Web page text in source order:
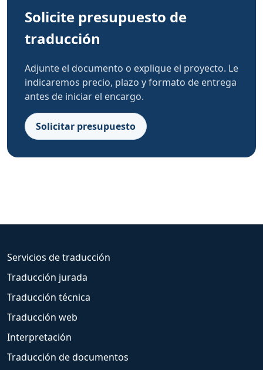
Solicite presupuesto de
traducción
Adjunte el documento o explique el proyecto. Le
indicaremos precio, plazo y formato de entrega
antes de iniciar el encargo.
Solicitar presupuesto
Servicios de traducción
Traducción jurada
Traducción técnica
Traducción web
Interpretación
Traducción de documentos